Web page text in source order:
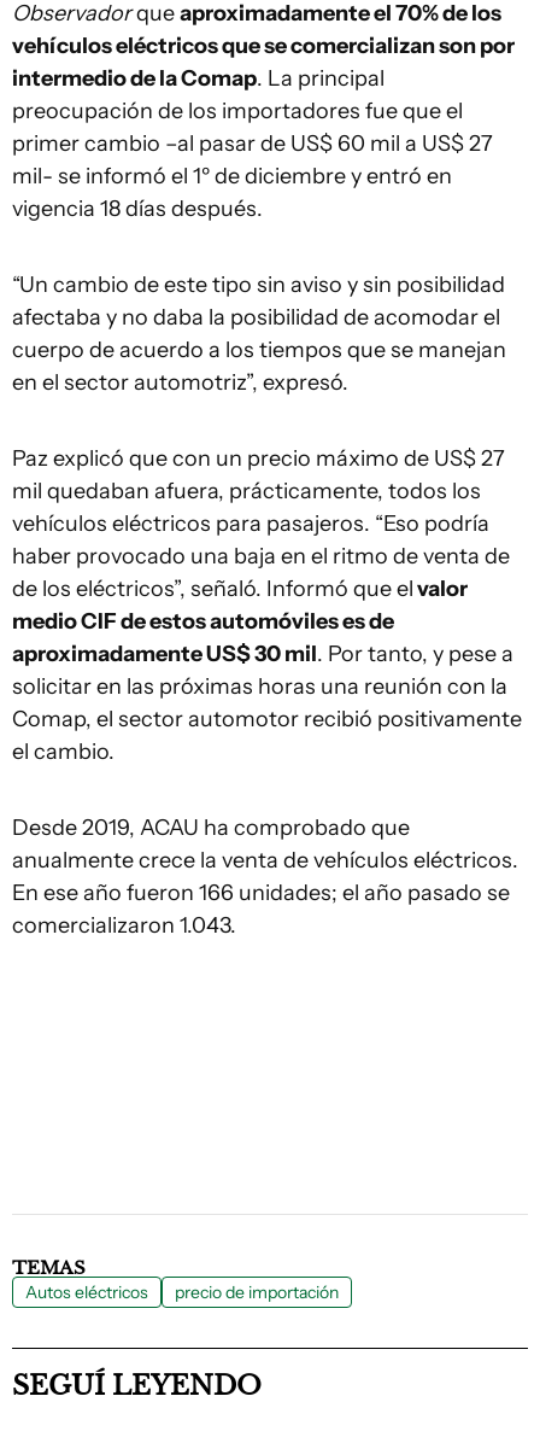
Observadorqueaproximadamente el 70% de los
vehículos eléctricos que se comercializan son por
intermedio de la Comap. La principal
preocupación de los importadores fue que el
primer cambio –al pasar de US$ 60 mil a US$ 27
mil- se informó el 1º de diciembre y entró en
vigencia 18 días después.
“Un cambio de este tipo sin aviso y sin posibilidad
afectaba y no daba la posibilidad de acomodar el
cuerpo de acuerdo a los tiempos que se manejan
en el sector automotriz”, expresó.
Paz explicó que con un precio máximo de US$ 27
mil quedaban afuera, prácticamente, todos los
vehículos eléctricos para pasajeros. “Eso podría
haber provocado una baja en el ritmo de venta de
de los eléctricos”, señaló. Informó que elvalor
medio CIF de estos automóviles es de
aproximadamente US$ 30 mil. Por tanto, y pese a
solicitar en las próximas horas una reunión con la
Comap, el sector automotor recibió positivamente
el cambio.
Desde 2019, ACAU ha comprobado que
anualmente crece la venta de vehículos eléctricos.
En ese año fueron 166 unidades; el año pasado se
comercializaron 1.043.
TEMAS
Autos eléctricos precio de importación
SEGUÍ LEYENDO